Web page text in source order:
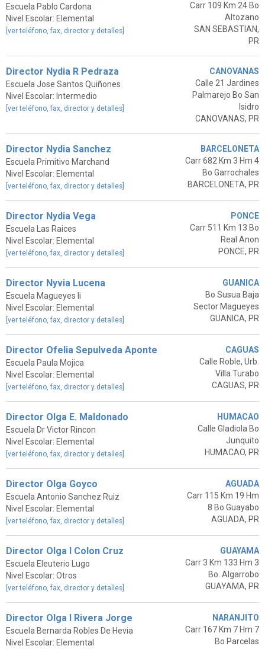
Escuela Pablo Cardona
Nivel Escolar: Elemental
[ver teléfono, fax, director y detalles]
Carr 109 Km 24 Bo
Altozano
SAN SEBASTIAN,
PR
Director Nydia R Pedraza
Escuela Jose Santos Quiñones
Nivel Escolar: Intermedio
[ver teléfono, fax, director y detalles]
CANOVANAS
Calle 21 Jardines
Palmarejo Bo San
Isidro
CANOVANAS, PR
Director Nydia Sanchez
Escuela Primitivo Marchand
Nivel Escolar: Elemental
[ver teléfono, fax, director y detalles]
BARCELONETA
Carr 682 Km 3 Hm 4
Bo Garrochales
BARCELONETA, PR
Director Nydia Vega
Escuela Las Raices
Nivel Escolar: Elemental
[ver teléfono, fax, director y detalles]
PONCE
Carr 511 Km 13 Bo
Real Anon
PONCE, PR
Director Nyvia Lucena
Escuela Magueyes Ii
Nivel Escolar: Elemental
[ver teléfono, fax, director y detalles]
GUANICA
Bo Susua Baja
Sector Magueyes
GUANICA, PR
Director Ofelia Sepulveda Aponte
Escuela Paula Mojica
Nivel Escolar: Elemental
[ver teléfono, fax, director y detalles]
CAGUAS
Calle Roble, Urb.
Villa Turabo
CAGUAS, PR
Director Olga E. Maldonado
Escuela Dr Victor Rincon
Nivel Escolar: Elemental
[ver teléfono, fax, director y detalles]
HUMACAO
Calle Gladiola Bo
Junquito
HUMACAO, PR
Director Olga Goyco
Escuela Antonio Sanchez Ruiz
Nivel Escolar: Elemental
[ver teléfono, fax, director y detalles]
AGUADA
Carr 115 Km 19 Hm
8 Bo Guayabo
AGUADA, PR
Director Olga I Colon Cruz
Escuela Eleuterio Lugo
Nivel Escolar: Otros
[ver teléfono, fax, director y detalles]
GUAYAMA
Carr 3 Km 133 Hm 3
Bo. Algarrobo
GUAYAMA, PR
Director Olga I Rivera Jorge
Escuela Bernarda Robles De Hevia
Nivel Escolar: Elemental
NARANJITO
Carr 167 Km 7 Hm 7
Bo Parcelas